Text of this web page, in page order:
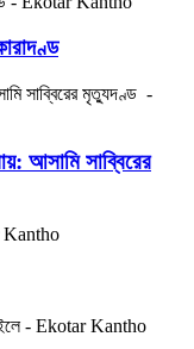
আসামি সাব্বিরের